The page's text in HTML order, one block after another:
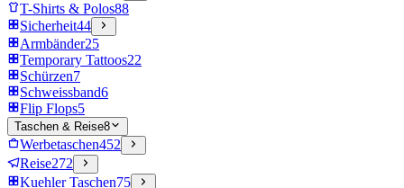
T-Shirts & Polos88
Sicherheit44
Armbänder25
Temporary Tattoos22
Schürzen7
Schweissband6
Flip Flops5
Taschen & Reise8
Werbetaschen452
Reise272
Kuehler Taschen75